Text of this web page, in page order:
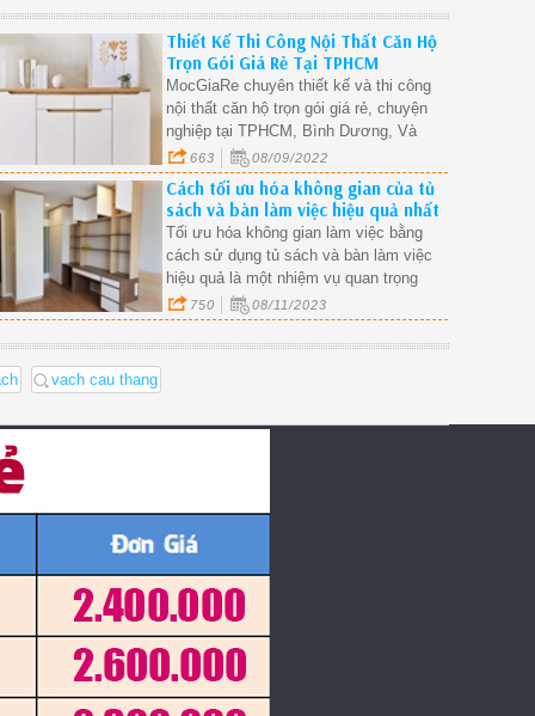
Thiết Kế Thi Công Nội Thất Căn Hộ
Trọn Gói Giá Rẻ Tại TPHCM
MocGiaRe chuyên thiết kế và thi công
nội thất căn hộ trọn gói giá rẻ, chuyện
nghiệp tại TPHCM, Bình Dương, Và
các tỉnh lân cận.
663 08/09/2022
Cách tối ưu hóa không gian của tủ
sách và bàn làm việc hiệu quả nhất
quận 4?
Tối ưu hóa không gian làm việc bằng
cách sử dụng tủ sách và bàn làm việc
hiệu quả là một nhiệm vụ quan trọng
trong cuộc sống hiện đại.
750 08/11/2023
vach cau thang